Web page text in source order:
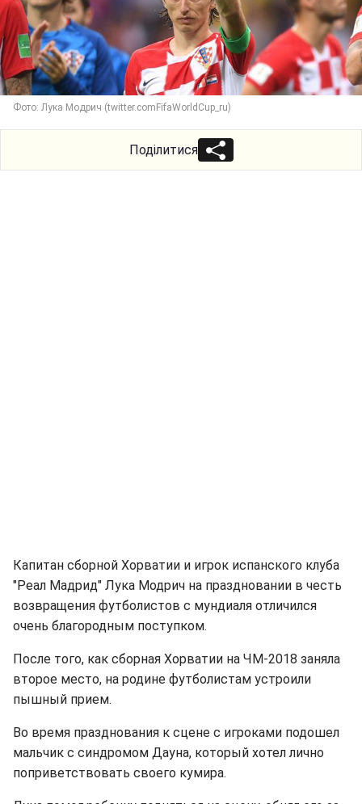
Фото: Лука Модрич (twitter.comFifaWorldCup_ru)
Поділитися
Капитан сборной Хорватии и игрок испанского клуба
"Реал Мадрид" Лука Модрич на праздновании в честь
возвращения футболистов с мундиаля отличился
очень благородным поступком.
После того, как сборная Хорватии на ЧМ-2018 заняла
второе место, на родине футболистам устроили
пышный прием.
Во время празднования к сцене с игроками подошел
мальчик с синдромом Дауна, который хотел лично
поприветствовать своего кумира.